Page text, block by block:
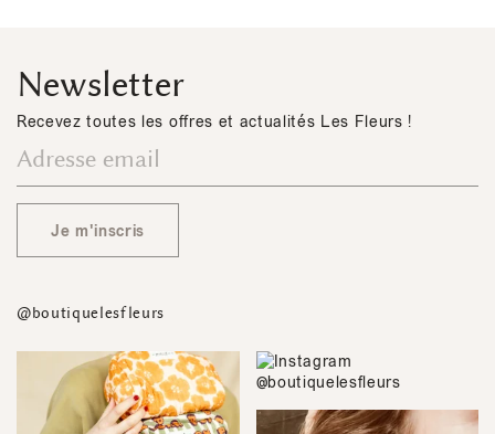
Newsletter
Recevez toutes les offres et actualités Les Fleurs !
Je m'inscris
@boutiquelesfleurs